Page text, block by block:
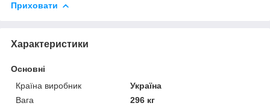
Приховати
Характеристики
Основні
Країна виробник
Україна
Вага
296 кг